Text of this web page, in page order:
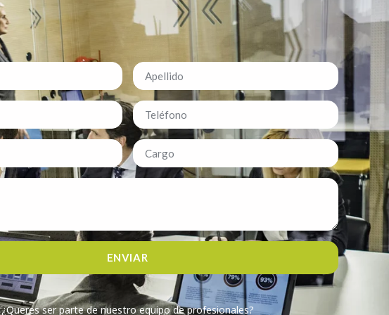
ENVIAR
¿Queres ser parte de nuestro equipo de profesionales?